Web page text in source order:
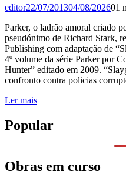
editor22/07/201304/08/202601
Parker, o ladrão amoral criado
pseudónimo de Richard Stark,
Publishing com adaptação de
4º volume da série Parker por
Hunter” editado em 2009.
confronto contra policias
Ler mais
Popular
Obras em curso